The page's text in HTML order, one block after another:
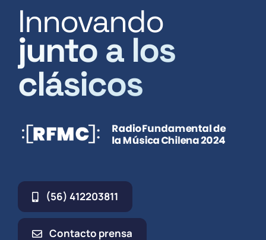
Innovando
junto a los
clásicos
(56) 412203811
Contacto prensa